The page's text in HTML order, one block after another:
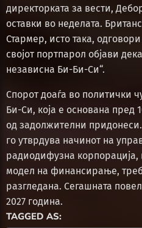
директорката за вести,
оставки во неделата.
Стармер, исто така,
својот портпарол објави
независна Би-Би-Си“.
Спорот доаѓа во политички
Би-Си, која е основана пред
од задолжителни
го утврдува начинот на
радиодифузна корпорација,
модел на финансирање,
разгледана. Сегашната
2027 година.
TAGGED AS: